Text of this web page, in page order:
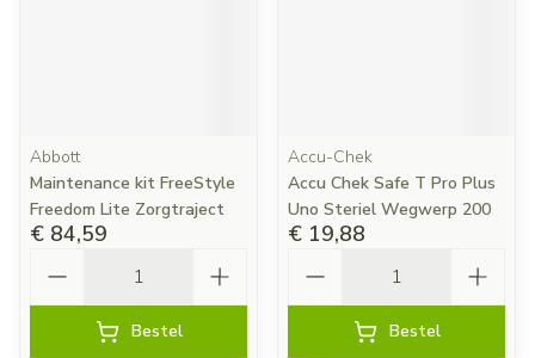
Abbott
Maintenance kit FreeStyle
Freedom Lite Zorgtraject
€ 84,59
Bestel
Accu-Chek
Accu Chek Safe T Pro Plus
Uno Steriel Wegwerp 200
€ 19,88
Bestel